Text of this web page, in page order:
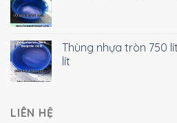
Thùng nhựa tròn 750
lít
LIÊN HỆ